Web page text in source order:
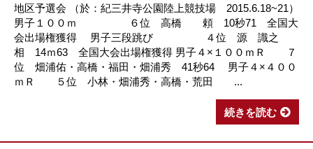
地区予選会 （於：紀三井寺公園陸上競技場 2015.6.18~21）
男子１００ｍ ６位 高橋 頼 10秒71 全国大
会出場権獲得 男子三段跳び ４位 源 識之
相 14ｍ63 全国大会出場権獲得 男子４×１００ｍＲ ７
位 畑浦佑・高橋・福田・畑浦秀 41秒64 男子４×４００
ｍＲ ５位 小林・畑浦秀・高橋・荒田 ...
続きを読む